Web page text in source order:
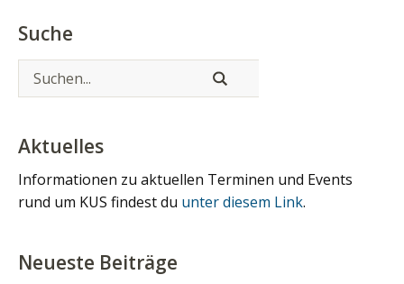
Suche
Aktuelles
Informationen zu aktuellen Terminen und Events
rund um KUS findest du unter diesem Link.
Neueste Beiträge